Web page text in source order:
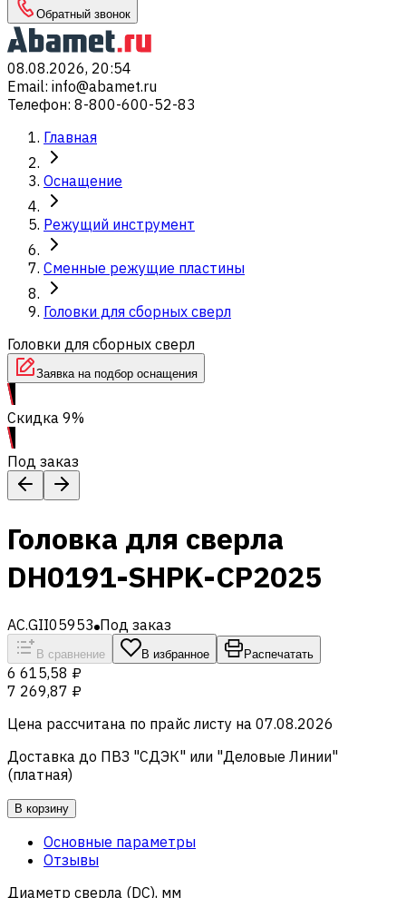
Обратный звонок
08.08.2026, 20:54
Email: info@abamet.ru
Телефон: 8-800-600-52-83
Главная
Оснащение
Режущий инструмент
Сменные режущие пластины
Головки для сборных сверл
Головки для сборных сверл
Заявка на подбор оснащения
Скидка 9%
Под заказ
Головка для сверла
DH0191-SHPK-CP2025
AC.GII05953 Под заказ
В сравнение В избранное Распечатать
6 615,58 ₽
7 269,87 ₽
Цена рассчитана по прайс листу на 07.08.2026
Доставка до ПВЗ "СДЭК" или "Деловые Линии"
(платная)
В корзину
Основные параметры
Отзывы
Диаметр сверла (DC), мм